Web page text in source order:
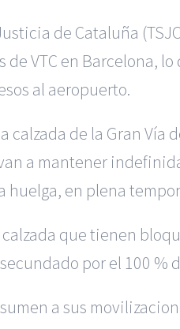
de Cataluña
VTC en Barcelona, lo
al aeropuerto.
de la Gran Vía
a mantener
huelga, en plena
que tienen
por el 100 %
a sus